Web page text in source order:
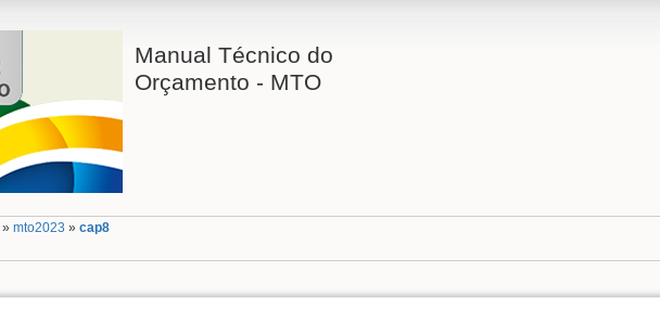
Manual Técnico do
Orçamento - MTO
»mto2023 »cap8